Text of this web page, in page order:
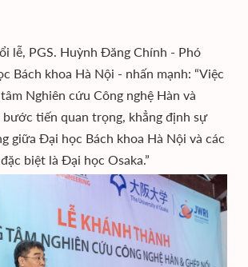
lễ, PGS. Huỳnh Đăng Chính - Phó
Bách khoa Hà Nội - nhấn mạnh: “Việc
Nghiên cứu Công nghệ Hàn và
tiến quan trọng, khẳng định sự
giữa Đại học Bách khoa Hà Nội và các
biệt là Đại học Osaka.”